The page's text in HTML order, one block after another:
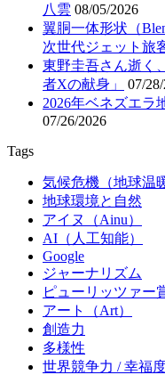
八雲 08/05/2026
翼胴一体形状（
次世代ジェット旅
東野圭吾さん逝く
者Xの献身」
07/
2026年ベネズエラ
07/26/2026
Tags
気候危機（地球温
地球環境と自然
アイヌ（Ainu）
AI（人工知能）
Google
ジャーナリズム
ピューリッツァー
アート（Art）
創造力
多様性
世界競争力 / 幸福